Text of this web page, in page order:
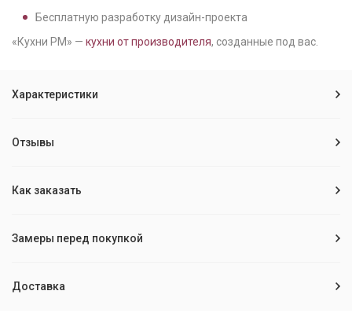
Бесплатную разработку дизайн-проекта
«Кухни РМ» — кухни от производителя, созданные под вас.
Характеристики
Отзывы
Как заказать
Замеры перед покупкой
Доставка